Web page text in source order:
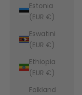
Estonia
(EUR €)
Eswatini
(EUR €)
Ethiopia
(EUR €)
Falkland